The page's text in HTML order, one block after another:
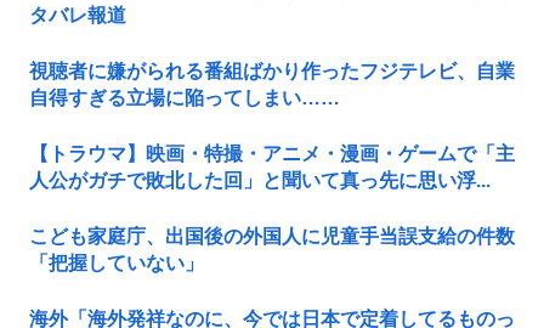
タバレ報道
視聴者に嫌がられる番組ばかり作ったフジテレビ、自業
自得すぎる立場に陥ってしまい……
【トラウマ】映画・特撮・アニメ・漫画・ゲームで「主
人公がガチで敗北した回」と聞いて真っ先に思い浮...
こども家庭庁、出国後の外国人に児童手当誤支給の件数
「把握していない」
海外「海外発祥なのに、今では日本で定着してるものっ